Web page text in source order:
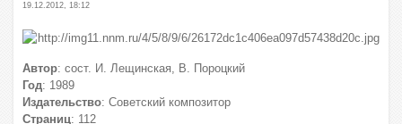
19.12.2012, 18:12
Автор: сост. И. Лещинская, В. Пороцкий
Год: 1989
Издательство: Советский композитор
Страниц: 112